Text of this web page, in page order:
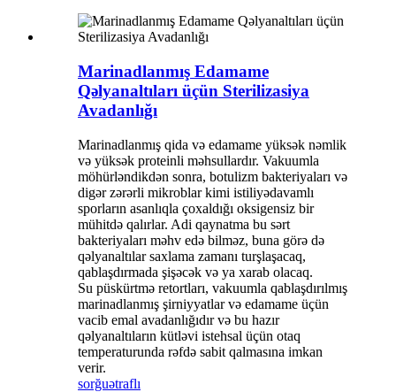
Marinadlanmış Edamame
Qəlyanaltıları üçün Sterilizasiya
Avadanlığı
Marinadlanmış qida və edamame yüksək nəmlik
və yüksək proteinli məhsullardır. Vakuumla
möhürləndikdən sonra, botulizm bakteriyaları və
digər zərərli mikroblar kimi istiliyədavamlı
sporların asanlıqla çoxaldığı oksigensiz bir
mühitdə qalırlar. Adi qaynatma bu sərt
bakteriyaları məhv edə bilməz, buna görə də
qəlyanaltılar saxlama zamanı turşlaşacaq,
qablaşdırmada şişəcək və ya xarab olacaq.
Su püskürtmə retortları, vakuumla qablaşdırılmış
marinadlanmış şirniyyatlar və edamame üçün
vacib emal avadanlığıdır və bu hazır
qəlyanaltıların kütləvi istehsal üçün otaq
temperaturunda rəfdə sabit qalmasına imkan
verir.
sorğuətraflı